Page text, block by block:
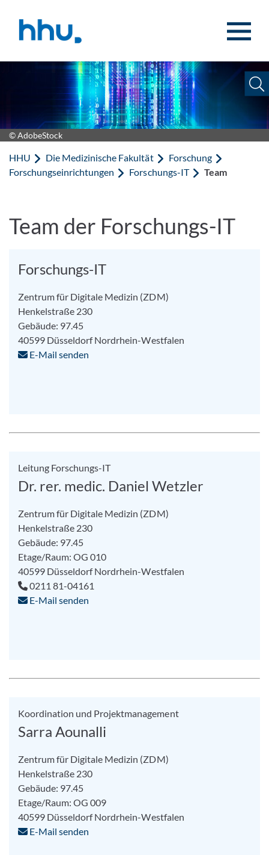
© AdobeStock
HHU Die Medizinische Fakultät
Forschung
Forschungseinrichtungen
Forschungs-IT Team
Team der Forschungs-IT
Forschungs-IT
Zentrum für Digitale Medizin (ZDM)
Henkelstraße 230
Gebäude: 97.45
40599 DüsseldorfNordrhein-Westfalen
E-Mail senden
Leitung Forschungs-IT
Dr. rer. medic. Daniel Wetzler
Zentrum für Digitale Medizin (ZDM)
Henkelstraße 230
Gebäude: 97.45
Etage/Raum: OG 010
40599 DüsseldorfNordrhein-Westfalen
0211 81-04161
E-Mail senden
Koordination und Projektmanagement
Sarra Aounalli
Zentrum für Digitale Medizin (ZDM)
Henkelstraße 230
Gebäude: 97.45
Etage/Raum: OG 009
40599 DüsseldorfNordrhein-Westfalen
E-Mail senden